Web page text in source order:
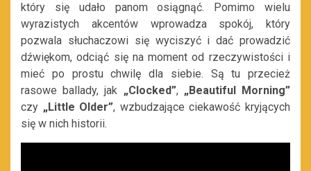
który się udało panom osiągnąć. Pomimo wielu
wyrazistych akcentów wprowadza spokój, który
pozwala słuchaczowi się wyciszyć i dać prowadzić
dźwiękom, odciąć się na moment od rzeczywistości i
mieć po prostu chwilę dla siebie. Są tu przecież
rasowe ballady, jak „Clocked”, „Beautiful Morning”
czy „Little Older”, wzbudzające ciekawość kryjących
się w nich historii.